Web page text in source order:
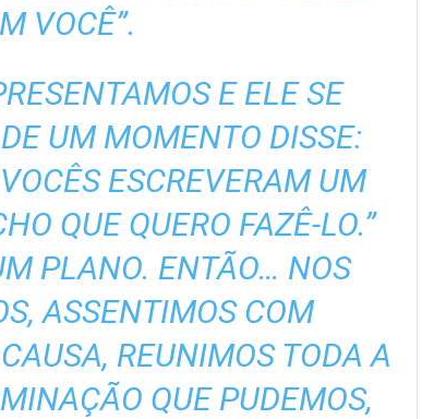
VOCÊ”.
E ELE SE
UM MOMENTO DISSE:
ESCREVERAM UM
QUE QUERO FAZÊ-LO.”
PLANO. ENTÃO… NOS
ASSENTIMOS COM
REUNIMOS TODA A
QUE PUDEMOS,